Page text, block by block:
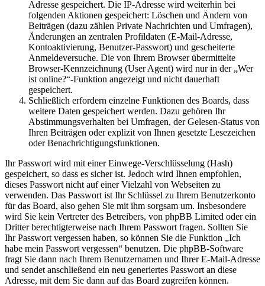
Adresse gespeichert. Die IP-Adresse wird weiterhin bei
folgenden Aktionen gespeichert: Löschen und Ändern von
Beiträgen (dazu zählen Private Nachrichten und Umfragen),
Änderungen an zentralen Profildaten (E-Mail-Adresse,
Kontoaktivierung, Benutzer-Passwort) und gescheiterte
Anmeldeversuche. Die von Ihrem Browser übermittelte
Browser-Kennzeichnung (User Agent) wird nur in der „Wer
ist online?“-Funktion angezeigt und nicht dauerhaft
gespeichert.
Schließlich erfordern einzelne Funktionen des Boards, dass
weitere Daten gespeichert werden. Dazu gehören Ihr
Abstimmungsverhalten bei Umfragen, der Gelesen-Status von
Ihren Beiträgen oder explizit von Ihnen gesetzte Lesezeichen
oder Benachrichtigungsfunktionen.
Ihr Passwort wird mit einer Einwege-Verschlüsselung (Hash)
gespeichert, so dass es sicher ist. Jedoch wird Ihnen empfohlen,
dieses Passwort nicht auf einer Vielzahl von Webseiten zu
verwenden. Das Passwort ist Ihr Schlüssel zu Ihrem Benutzerkonto
für das Board, also gehen Sie mit ihm sorgsam um. Insbesondere
wird Sie kein Vertreter des Betreibers, von phpBB Limited oder ein
Dritter berechtigterweise nach Ihrem Passwort fragen. Sollten Sie
Ihr Passwort vergessen haben, so können Sie die Funktion „Ich
habe mein Passwort vergessen“ benutzen. Die phpBB-Software
fragt Sie dann nach Ihrem Benutzernamen und Ihrer E-Mail-Adresse
und sendet anschließend ein neu generiertes Passwort an diese
Adresse, mit dem Sie dann auf das Board zugreifen können.